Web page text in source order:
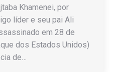
Khamenei, por
líder e seu pai Ali
em 28 de
dos Estados Unidos)
de…